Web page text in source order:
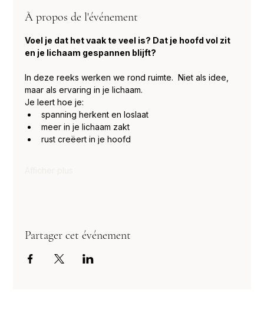
À propos de l'événement
Voel je dat het vaak te veel is? Dat je hoofd vol zit
en je lichaam gespannen blijft?
In deze reeks werken we rond ruimte.  Niet als idee,
maar als ervaring in je lichaam.
Je leert hoe je:
spanning herkent en loslaat
meer in je lichaam zakt
rust creëert in je hoofd
Partager cet événement